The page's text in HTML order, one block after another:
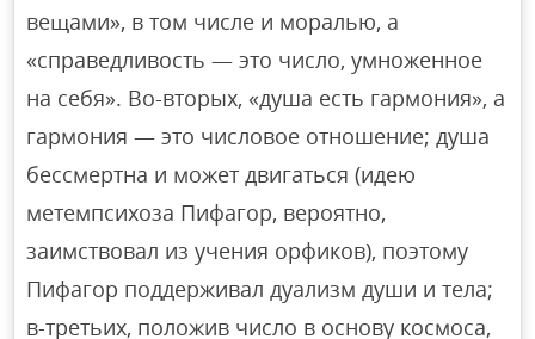
вещами», в том числе и моралью, а
«справедливость — это число, умноженное
на себя». Во-вторых, «душа есть гармония», а
гармония — это числовое отношение; душа
бессмертна и может двигаться (идею
метемпсихоза Пифагор, вероятно,
заимствовал из учения орфиков), поэтому
Пифагор поддерживал дуализм души и тела;
в-третьих, положив число в основу космоса,